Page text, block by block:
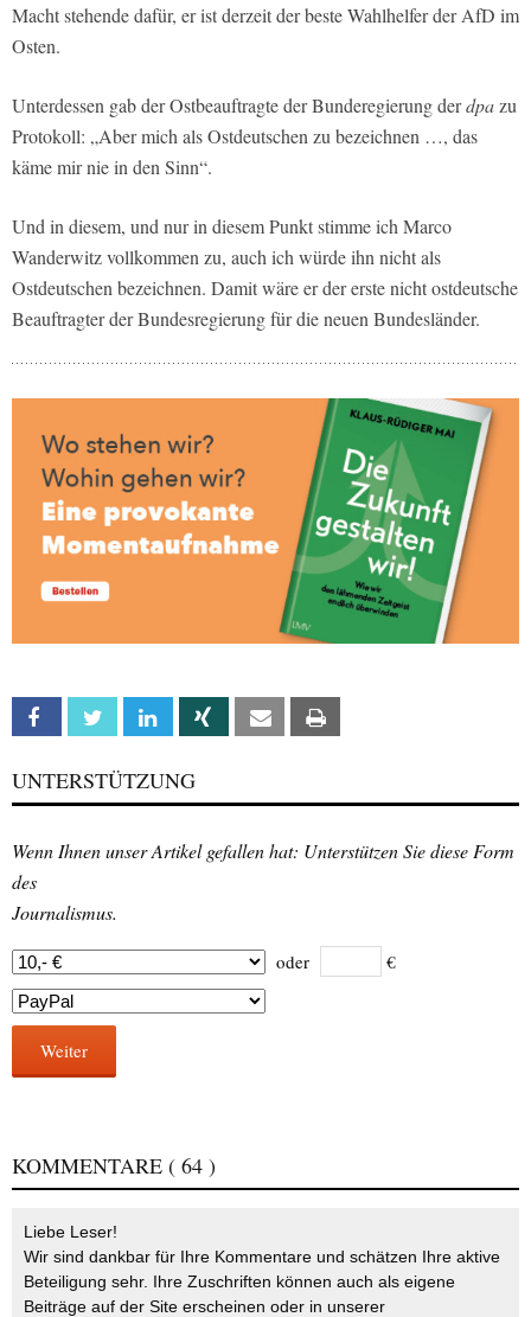
Macht stehende dafür, er ist derzeit der beste Wahlhelfer der AfD im
Osten.
Unterdessen gab der Ostbeauftragte der Bunderegierung derdpazu
Protokoll: „Aber mich als Ostdeutschen zu bezeichnen …, das
käme mir nie in den Sinn“.
Und in diesem, und nur in diesem Punkt stimme ich Marco
Wanderwitz vollkommen zu, auch ich würde ihn nicht als
Ostdeutschen bezeichnen. Damit wäre er der erste nicht ostdeutsche
Beauftragter der Bundesregierung für die neuen Bundesländer.
Facebook Twitter Linkedin Xing Email
UNTERSTÜTZUNG
Wenn Ihnen unser Artikel gefallen hat: Unterstützen Sie diese Form
des
Journalismus.
oder €
Weiter
KOMMENTARE ( 64 )
Liebe Leser!
Wir sind dankbar für Ihre Kommentare und schätzen Ihre aktive
Beteiligung sehr. Ihre Zuschriften können auch als eigene
Beiträge auf der Site erscheinen oder in unserer